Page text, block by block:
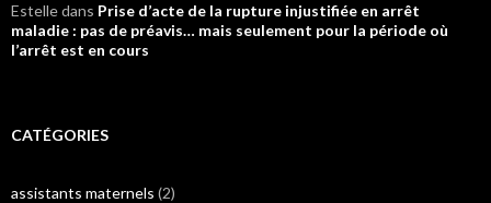
Estelledans Prise d’acte de la rupture injustifiée en arrêt
maladie : pas de préavis… mais seulement pour la période où
l’arrêt est en cours
CATÉGORIES
assistants maternels (2)